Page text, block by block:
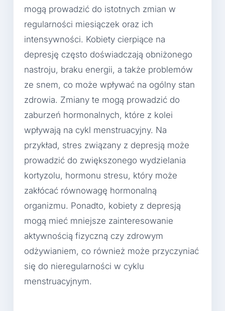
mogą prowadzić do istotnych zmian w
regularności miesiączek oraz ich
intensywności. Kobiety cierpiące na
depresję często doświadczają obniżonego
nastroju, braku energii, a także problemów
ze snem, co może wpływać na ogólny stan
zdrowia. Zmiany te mogą prowadzić do
zaburzeń hormonalnych, które z kolei
wpływają na cykl menstruacyjny. Na
przykład, stres związany z depresją może
prowadzić do zwiększonego wydzielania
kortyzolu, hormonu stresu, który może
zakłócać równowagę hormonalną
organizmu. Ponadto, kobiety z depresją
mogą mieć mniejsze zainteresowanie
aktywnością fizyczną czy zdrowym
odżywianiem, co również może przyczyniać
się do nieregularności w cyklu
menstruacyjnym.